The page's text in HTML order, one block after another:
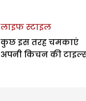
लाइफ स्टाइल
कुछ इस तरह चमकाएं
अपनी किचन की